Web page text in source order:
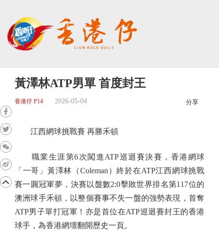
黃澤林ATP男單 首度封王
香港仔 P14 2026-05-04 分享
江西網球挑戰賽 再勝禾頓
職業生涯第6次闖進ATP巡迴賽決賽，香港網球
「一哥」黃澤林（Coleman）終於在ATP江西網球挑戰
賽一圓冠軍夢，決賽以盤數2:0擊敗世界排名第117位的
澳洲球手禾頓，以整個賽事不失一盤的強勢表現，首奪
ATP男子單打冠軍！亦是首位在ATP巡迴賽封王的香港
球手，為香港網壇翻開歷史一頁。